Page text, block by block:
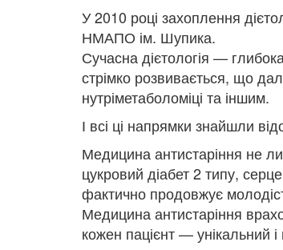
У 2010 році захоплення
НМАПО ім. Шупика.
Сучасна дієтологія —
стрімко розвивається, що
нутріметаболоміці та іншим.
І всі ці напрямки знайшли
Медицина антистаріння не
цукровий діабет 2 типу,
фактично продовжує
Медицина антистаріння
кожен пацієнт — унікальний